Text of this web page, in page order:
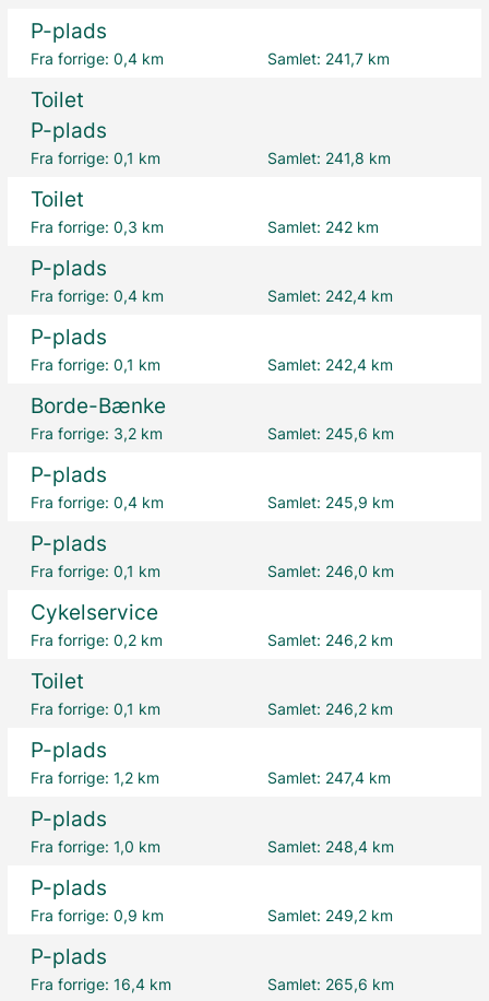
P-plads
Fra forrige:0,4 km Samlet: 241,7 km
Toilet
P-plads
Fra forrige:0,1 km Samlet: 241,8 km
Toilet
Fra forrige:0,3 km Samlet: 242 km
P-plads
Fra forrige:0,4 km Samlet: 242,4 km
P-plads
Fra forrige:0,1 km Samlet: 242,4 km
Borde-Bænke
Fra forrige: 3,2 km Samlet: 245,6 km
P-plads
Fra forrige:0,4 km Samlet: 245,9 km
P-plads
Fra forrige:0,1 km Samlet: 246,0 km
Cykelservice
Fra forrige:0,2 km Samlet: 246,2 km
Toilet
Fra forrige:0,1 km Samlet: 246,2 km
P-plads
Fra forrige:1,2 km Samlet: 247,4 km
P-plads
Fra forrige:1,0 km Samlet: 248,4 km
P-plads
Fra forrige:0,9 km Samlet: 249,2 km
P-plads
Fra forrige:16,4 km Samlet: 265,6 km